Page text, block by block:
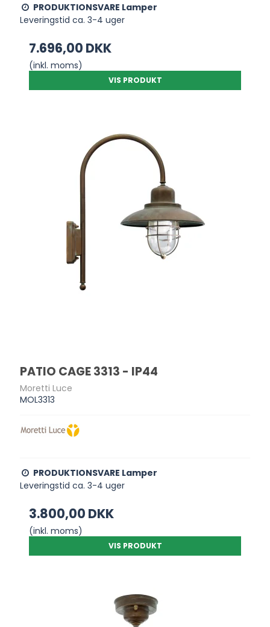
PRODUKTIONSVARE Lamper
Leveringstid ca. 3-4 uger
7.696,00 DKK
(inkl. moms)
VIS PRODUKT
PATIO CAGE 3313 - IP44
Moretti Luce
MOL3313
PRODUKTIONSVARE Lamper
Leveringstid ca. 3-4 uger
3.800,00 DKK
(inkl. moms)
VIS PRODUKT